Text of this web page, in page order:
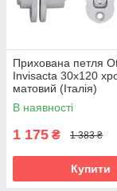
Прихована петля
Invisacta 30х120
матовий (Італія)
В наявності
1 175 ₴ 1 383 ₴
Купити